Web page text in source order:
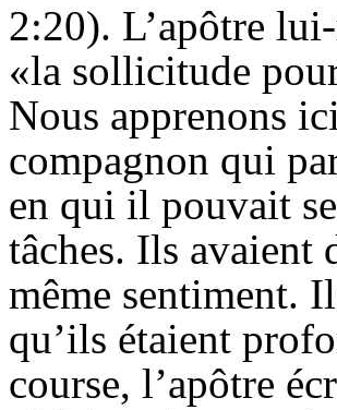
2:20). L’apôtre
«la sollicitude
Nous apprenons
compagnon qui
en qui il pouvait
tâches. Ils avaient
même sentiment.
qu’ils étaient
course, l’apôtre